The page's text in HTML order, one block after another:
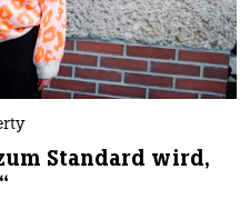
Standard wird,